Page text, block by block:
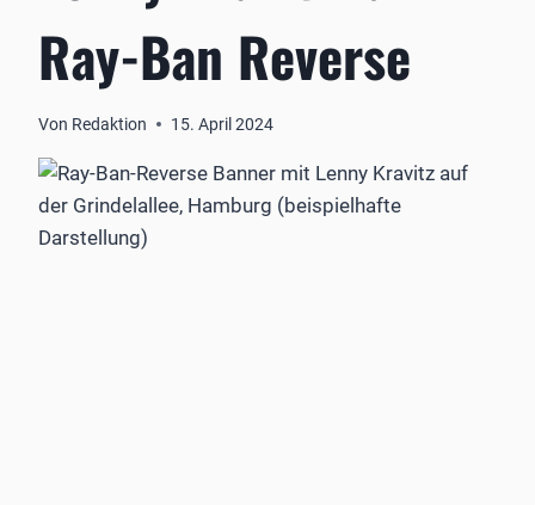
Ray-Ban Reverse
Von Redaktion 15. April 2024